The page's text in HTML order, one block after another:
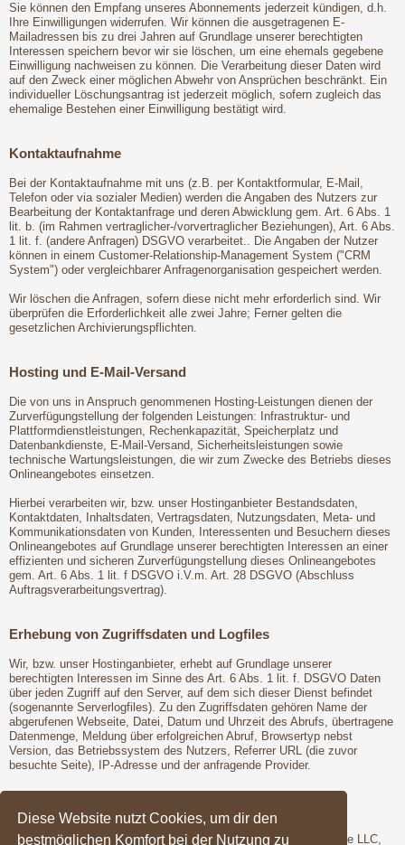
Diese Website nutzt Cookies, um dir den
bestmöglichen Komfort bei der Nutzung zu
Sie können den Empfang unseres Abonnements jederzeit kündigen, d.h.
Ihre Einwilligungen widerrufen. Wir können die ausgetragenen E-
Mailadressen bis zu drei Jahren auf Grundlage unserer berechtigten
Interessen speichern bevor wir sie löschen, um eine ehemals gegebene
Einwilligung nachweisen zu können. Die Verarbeitung dieser Daten wird
auf den Zweck einer möglichen Abwehr von Ansprüchen beschränkt. Ein
individueller Löschungsantrag ist jederzeit möglich, sofern zugleich das
ehemalige Bestehen einer Einwilligung bestätigt wird.
Kontaktaufnahme
Bei der Kontaktaufnahme mit uns (z.B. per Kontaktformular, E-Mail,
Telefon oder via sozialer Medien) werden die Angaben des Nutzers zur
Bearbeitung der Kontaktanfrage und deren Abwicklung gem. Art. 6 Abs. 1
lit. b. (im Rahmen vertraglicher-/vorvertraglicher Beziehungen), Art. 6 Abs.
1 lit. f. (andere Anfragen) DSGVO verarbeitet.. Die Angaben der Nutzer
können in einem Customer-Relationship-Management System ("CRM
System") oder vergleichbarer Anfragenorganisation gespeichert werden.
Wir löschen die Anfragen, sofern diese nicht mehr erforderlich sind. Wir
überprüfen die Erforderlichkeit alle zwei Jahre; Ferner gelten die
gesetzlichen Archivierungspflichten.
Hosting und E-Mail-Versand
Die von uns in Anspruch genommenen Hosting-Leistungen dienen der
Zurverfügungstellung der folgenden Leistungen: Infrastruktur- und
Plattformdienstleistungen, Rechenkapazität, Speicherplatz und
Datenbankdienste, E-Mail-Versand, Sicherheitsleistungen sowie
technische Wartungsleistungen, die wir zum Zwecke des Betriebs dieses
Onlineangebotes einsetzen.
Hierbei verarbeiten wir, bzw. unser Hostinganbieter Bestandsdaten,
Kontaktdaten, Inhaltsdaten, Vertragsdaten, Nutzungsdaten, Meta- und
Kommunikationsdaten von Kunden, Interessenten und Besuchern dieses
Onlineangebotes auf Grundlage unserer berechtigten Interessen an einer
effizienten und sicheren Zurverfügungstellung dieses Onlineangebotes
gem. Art. 6 Abs. 1 lit. f DSGVO i.V.m. Art. 28 DSGVO (Abschluss
Auftragsverarbeitungsvertrag).
Erhebung von Zugriffsdaten und Logfiles
Wir, bzw. unser Hostinganbieter, erhebt auf Grundlage unserer
berechtigten Interessen im Sinne des Art. 6 Abs. 1 lit. f. DSGVO Daten
über jeden Zugriff auf den Server, auf dem sich dieser Dienst befindet
(sogenannte Serverlogfiles). Zu den Zugriffsdaten gehören Name der
abgerufenen Webseite, Datei, Datum und Uhrzeit des Abrufs, übertragene
Datenmenge, Meldung über erfolgreichen Abruf, Browsertyp nebst
Version, das Betriebssystem des Nutzers, Referrer URL (die zuvor
besuchte Seite), IP-Adresse und der anfragende Provider.
Google Fonts
Wir binden die Schriftarten ("Google Fonts") des Anbieters Google LLC,